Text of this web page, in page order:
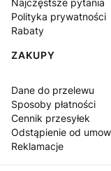
Polityka prywatności
Rabaty
ZAKUPY
Dane do przelewu
Sposoby płatności
Cennik przesyłek
Odstąpienie od
Reklamacje